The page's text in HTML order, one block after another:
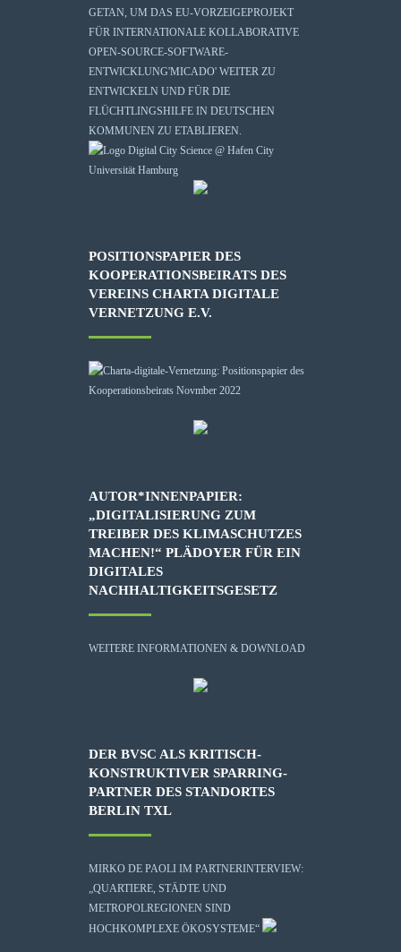
GETAN, UM DAS EU-VORZEIGEPROJEKT
FÜR INTERNATIONALE KOLLABORATIVE
OPEN-SOURCE-SOFTWARE-
ENTWICKLUNG'MICADO' WEITER ZU
ENTWICKELN UND FÜR DIE
FLÜCHTLINGSHILFE IN DEUTSCHEN
KOMMUNEN ZU ETABLIEREN.
POSITIONSPAPIER DES
KOOPERATIONSBEIRATS DES
VEREINS CHARTA DIGITALE
VERNETZUNG E.V.
AUTOR*INNENPAPIER:
„DIGITALISIERUNG ZUM
TREIBER DES KLIMASCHUTZES
MACHEN!“ PLÄDOYER FÜR EIN
DIGITALES
NACHHALTIGKEITSGESETZ
WEITERE INFORMATIONEN & DOWNLOAD
DER BVSC ALS KRITISCH-
KONSTRUKTIVER SPARRING-
PARTNER DES STANDORTES
BERLIN TXL
MIRKO DE PAOLI IM PARTNERINTERVIEW:
„QUARTIERE, STÄDTE UND
METROPOLREGIONEN SIND
HOCHKOMPLEXE ÖKOSYSTEME“